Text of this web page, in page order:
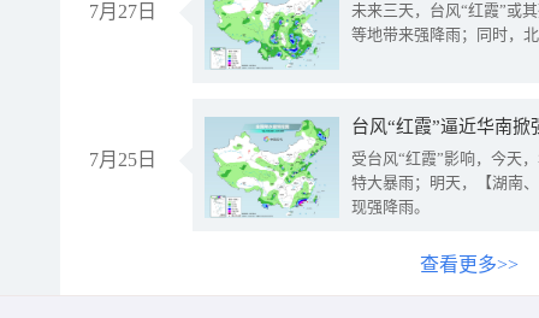
7月27日
未来三天，台风“红霞”或
等地带来强降雨；同时，
7月25日
台风“红霞”逼近华南
受台风“红霞”影响，今天
特大暴雨；明天，【湖南
现强降雨。
查看更多>>